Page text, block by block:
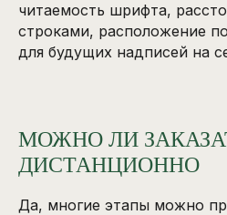
читаемость шрифта,
строками, расположение
для будущих надписей на
МОЖНО ЛИ
ДИСТАНЦИОННО
Да, многие этапы можно